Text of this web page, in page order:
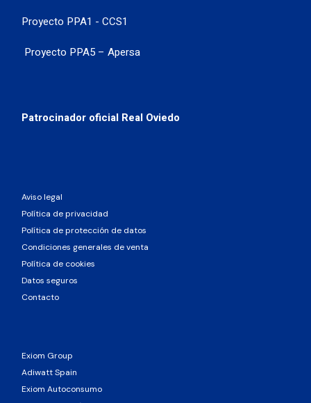
Proyecto PPA1 - CCS1
Proyecto PPA5 – Apersa
Patrocinador oficial Real Oviedo
Aviso legal
Política de privacidad
Política de protección de datos
Condiciones generales de venta
Política de cookies
Datos seguros
Contacto
Exiom Group
Adiwatt Spain
Exiom Autoconsumo